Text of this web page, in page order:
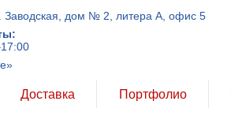
Заводская, дом № 2, литера А, офис 5
Доставка Портфолио